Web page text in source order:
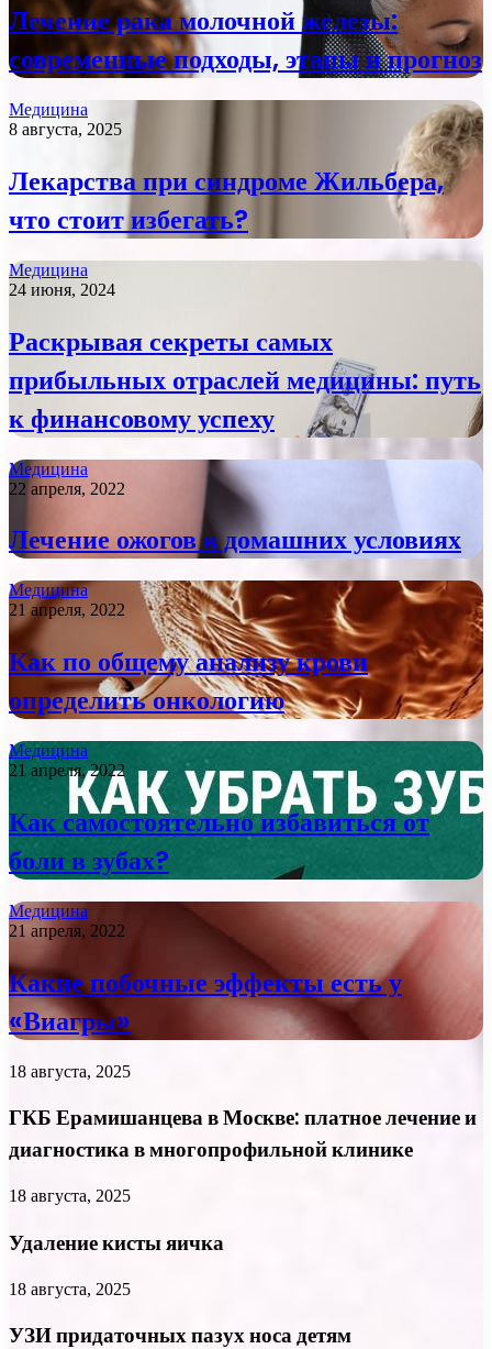
Лечение рака молочной железы:
современные подходы, этапы и прогноз
Медицина
8 августа, 2025
Лекарства при синдроме Жильбера,
что стоит избегать?
Медицина
24 июня, 2024
Раскрывая секреты самых
прибыльных отраслей медицины: путь
к финансовому успеху
Медицина
22 апреля, 2022
Лечение ожогов в домашних условиях
Медицина
21 апреля, 2022
Как по общему анализу крови
определить онкологию
Медицина
21 апреля, 2022
Как самостоятельно избавиться от
боли в зубах?
Медицина
21 апреля, 2022
Какие побочные эффекты есть у
«Виагры»
18 августа, 2025
ГКБ Ерамишанцева в Москве: платное лечение и
диагностика в многопрофильной клинике
18 августа, 2025
Удаление кисты яичка
18 августа, 2025
УЗИ придаточных пазух носа детям